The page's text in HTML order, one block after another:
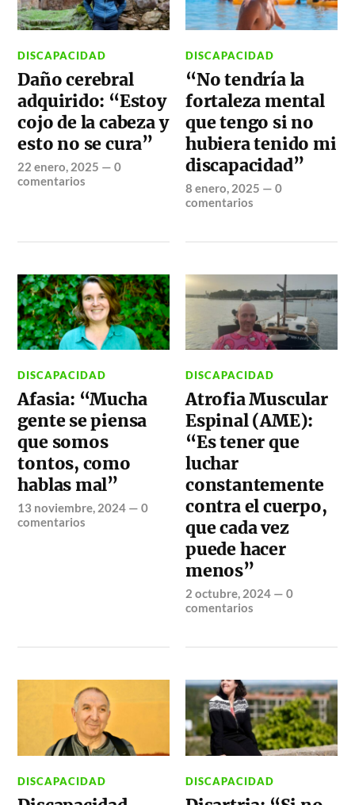
DISCAPACIDAD
Daño cerebral
adquirido: “Estoy
cojo de la cabeza y
esto no se cura”
22 enero, 2025 —0
comentarios
DISCAPACIDAD
“No tendría la
fortaleza mental
que tengo si no
hubiera tenido mi
discapacidad”
8 enero, 2025 —0
comentarios
DISCAPACIDAD
Afasia: “Mucha
gente se piensa
que somos
tontos, como
hablas mal”
13 noviembre, 2024 —0
comentarios
DISCAPACIDAD
Atrofia Muscular
Espinal (AME):
“Es tener que
luchar
constantemente
contra el cuerpo,
que cada vez
puede hacer
menos”
2 octubre, 2024 —0
comentarios
DISCAPACIDAD DISCAPACIDAD